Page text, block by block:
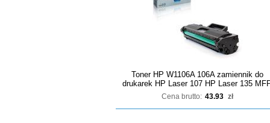
Toner HP W1106A 106A zamiennik do
drukarek HP Laser 107 HP Laser 135
Cena brutto: 43.93 zł